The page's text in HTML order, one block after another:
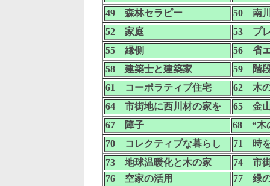
49 森林セラピー
50 南
52 家庭
53 プ
55 縁側
56 省
58 建築士と建築家
59 階
61 コーポラティブ住宅
62 木
64 市街地に西川材の家を
65 金
67 障子
68 “木
70 コレクティブな暮らし
71 時
73 地球温暖化と木の家
74 市
76 空家の活用
77 緑